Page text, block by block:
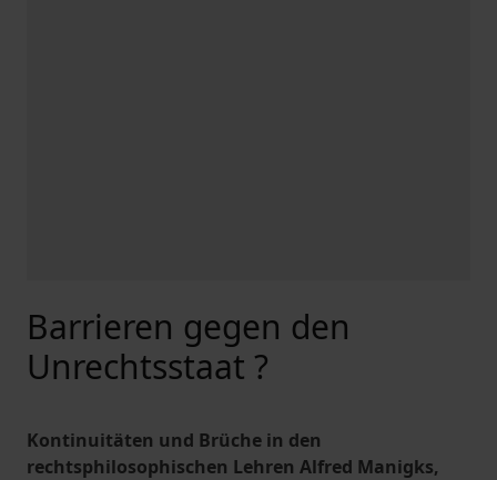
Barrieren gegen den
Unrechtsstaat ?
Kontinuitäten und Brüche in den
rechtsphilosophischen Lehren Alfred Manigks,